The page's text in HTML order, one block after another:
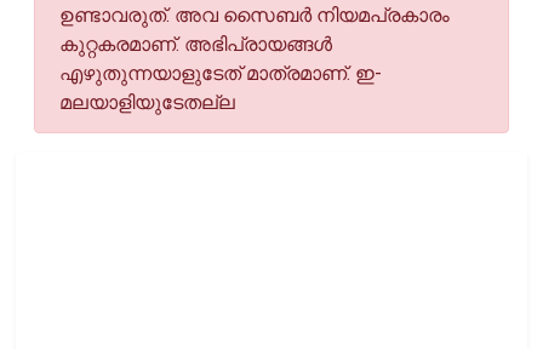
ഉണ്ടാവരുത്. അവ സൈബര്‍ നിയമപ്രകാരം
കുറ്റകരമാണ്. അഭിപ്രായങ്ങള്‍
എഴുതുന്നയാളുടേത് മാത്രമാണ്. ഇ-
മലയാളിയുടേതല്ല